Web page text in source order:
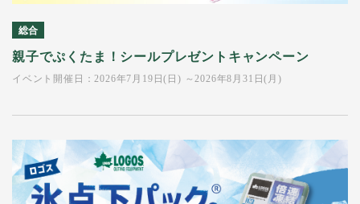
総合
親子でぷくたま！シールプレゼントキャンペーン
イベント開催日：2026年7月19日(日) ～2026年8月31日(月)